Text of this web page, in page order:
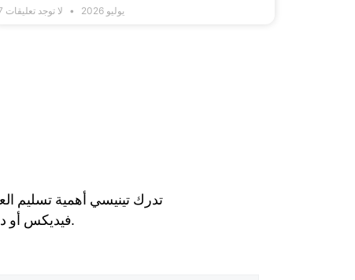
7 يوليو 2026 لا توجد تعليقات
تدرك تينيسي أهمية تسليم
فيديكس أو دي إتش إل. لذلك، تختلف أوقات التسليم بناءً على طريقة الشحن التي اخترتها.